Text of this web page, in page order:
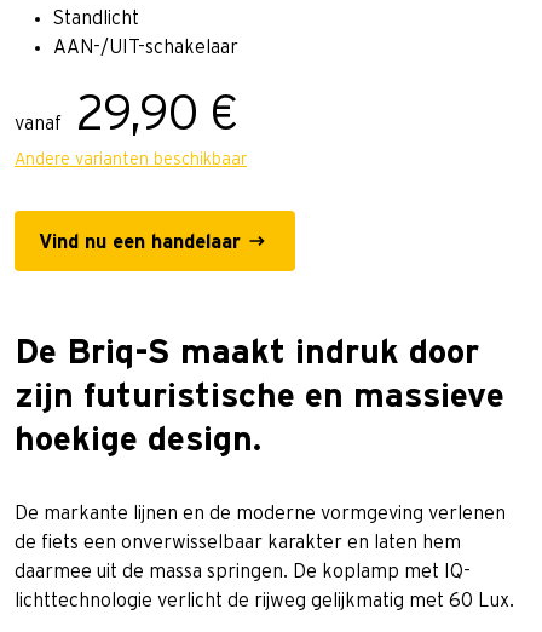
Standlicht
AAN-/UIT-schakelaar
vanaf 29,90 €
Andere varianten beschikbaar
Vind nu een handelaar
De Briq-S maakt indruk door
zijn futuristische en massieve
hoekige design.
De markante lijnen en de moderne vormgeving verlenen
de fiets een onverwisselbaar karakter en laten hem
daarmee uit de massa springen. De koplamp met IQ-
lichttechnologie verlicht de rijweg gelijkmatig met 60 Lux.